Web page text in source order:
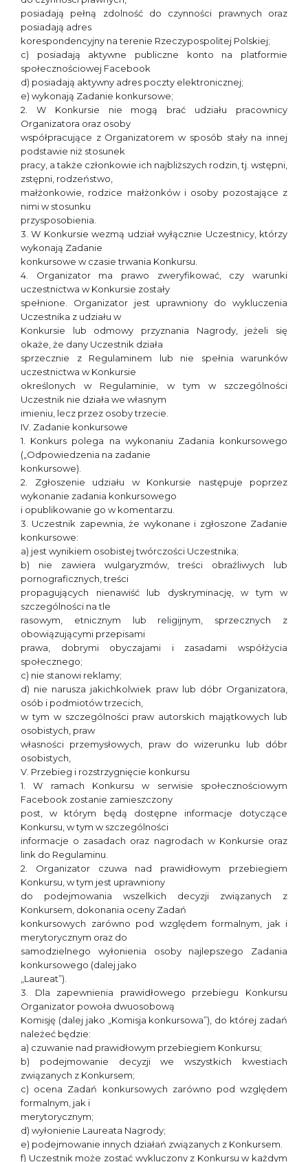
posiadają pełną zdolność do czynności prawnych oraz
posiadają adres
korespondencyjny na terenie Rzeczypospolitej Polskiej;
c) posiadają aktywne publiczne konto na platformie
społecznościowej Facebook
d) posiadają aktywny adres poczty elektronicznej;
e) wykonają Zadanie konkursowe;
2. W Konkursie nie mogą brać udziału pracownicy
Organizatora oraz osoby
współpracujące z Organizatorem w sposób stały na innej
podstawie niż stosunek
pracy, a także członkowie ich najbliższych rodzin, tj. wstępni,
zstępni, rodzeństwo,
małżonkowie, rodzice małżonków i osoby pozostające z
nimi w stosunku
przysposobienia.
3. W Konkursie wezmą udział wyłącznie Uczestnicy, którzy
wykonają Zadanie
konkursowe w czasie trwania Konkursu.
4. Organizator ma prawo zweryfikować, czy warunki
uczestnictwa w Konkursie zostały
spełnione. Organizator jest uprawniony do wykluczenia
Uczestnika z udziału w
Konkursie lub odmowy przyznania Nagrody, jeżeli się
okaże, że dany Uczestnik działa
sprzecznie z Regulaminem lub nie spełnia warunków
uczestnictwa w Konkursie
określonych w Regulaminie, w tym w szczególności
Uczestnik nie działa we własnym
imieniu, lecz przez osoby trzecie.
IV. Zadanie konkursowe
1. Konkurs polega na wykonaniu Zadania konkursowego
(„Odpowiedzenia na zadanie
konkursowe).
2. Zgłoszenie udziału w Konkursie następuje poprzez
wykonanie zadania konkursowego
i opublikowanie go w komentarzu.
3. Uczestnik zapewnia, że wykonane i zgłoszone Zadanie
konkursowe:
a) jest wynikiem osobistej twórczości Uczestnika;
b) nie zawiera wulgaryzmów, treści obraźliwych lub
pornograficznych, treści
propagujących nienawiść lub dyskryminację, w tym w
szczególności na tle
rasowym, etnicznym lub religijnym, sprzecznych z
obowiązującymi przepisami
prawa, dobrymi obyczajami i zasadami współżycia
społecznego;
c) nie stanowi reklamy;
d) nie narusza jakichkolwiek praw lub dóbr Organizatora,
osób i podmiotów trzecich,
w tym w szczególności praw autorskich majątkowych lub
osobistych, praw
własności przemysłowych, praw do wizerunku lub dóbr
osobistych,
V. Przebieg i rozstrzygnięcie konkursu
1. W ramach Konkursu w serwisie społecznościowym
Facebook zostanie zamieszczony
post, w którym będą dostępne informacje dotyczące
Konkursu, w tym w szczególności
informacje o zasadach oraz nagrodach w Konkursie oraz
link do Regulaminu.
2. Organizator czuwa nad prawidłowym przebiegiem
Konkursu, w tym jest uprawniony
do podejmowania wszelkich decyzji związanych z
Konkursem, dokonania oceny Zadań
konkursowych zarówno pod względem formalnym, jak i
merytorycznym oraz do
samodzielnego wyłonienia osoby najlepszego Zadania
konkursowego (dalej jako
„Laureat”).
3. Dla zapewnienia prawidłowego przebiegu Konkursu
Organizator powoła dwuosobową
Komisję (dalej jako „Komisja konkursowa”), do której zadań
należeć będzie:
a) czuwanie nad prawidłowym przebiegiem Konkursu;
b) podejmowanie decyzji we wszystkich kwestiach
związanych z Konkursem;
c) ocena Zadań konkursowych zarówno pod względem
formalnym, jak i
merytorycznym;
d) wyłonienie Laureata Nagrody;
e) podejmowanie innych działań związanych z Konkursem.
f) Uczestnik może zostać wykluczony z Konkursu w każdym